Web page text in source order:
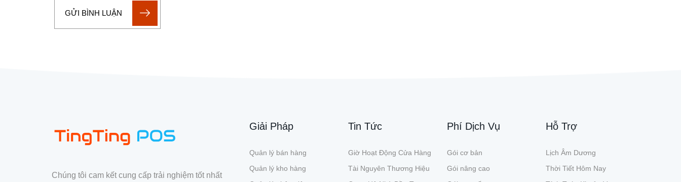
GỬI BÌNH LUẬN
Chúng tôi cam kết cung cấp trải nghiệm tốt nhất
Giải Pháp
Quản lý bán hàng
Quản lý kho hàng
Tin Tức
Giờ Hoạt Động Cửa Hàng
Tài Nguyên Thương Hiệu
Phí Dịch Vụ
Gói cơ bản
Gói nâng cao
Hỗ Trợ
Lịch Âm Dương
Thời Tiết Hôm Nay